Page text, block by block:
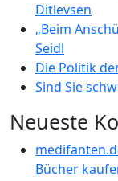
Ditlevsen
„Beim
Seidl
Die Politik
Sind Sie
Neueste
Bücher